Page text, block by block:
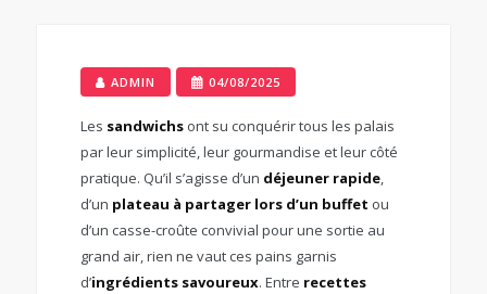
ADMIN 04/08/2025
Les sandwichsont su conquérir tous les palais
par leur simplicité, leur gourmandise et leur côté
pratique. Qu’il s’agisse d’un déjeuner rapide,
d’un plateau à partager lors d’un buffet ou
d’un casse-croûte convivial pour une sortie au
grand air, rien ne vaut ces pains garnis
d’ingrédients savoureux. Entre recettes